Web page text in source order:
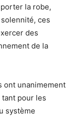
la robe,
ces
des
de la
ont unanimement
pour les
système